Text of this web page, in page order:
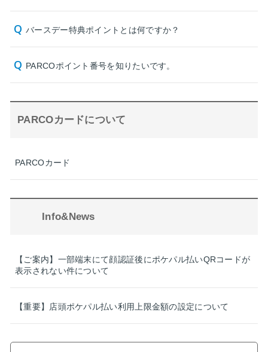
バースデー特典ポイントとは何ですか？
PARCOポイント番号を知りたいです。
PARCOカードについて
PARCOカード
Info&News
【ご案内】一部端末にて顔認証後にポケパル払いQRコードが
表示されない件について
【重要】店頭ポケパル払い利用上限金額の設定について